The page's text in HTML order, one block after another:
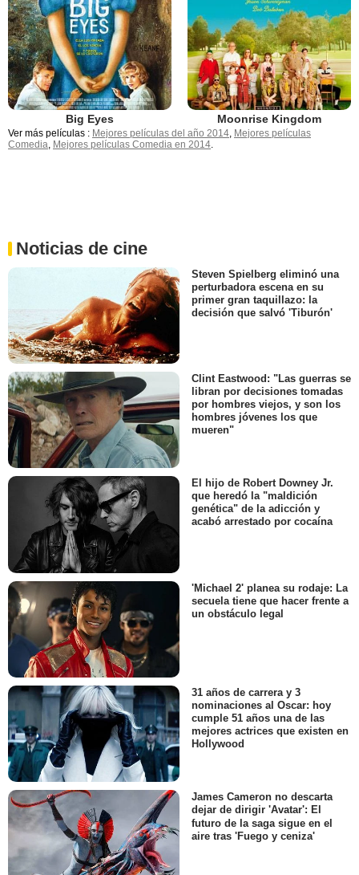
Big Eyes Moonrise Kingdom
Ver más películas : Mejores películas del año 2014 Mejores películas
Comedia Mejores películas Comedia en 2014
Noticias de cine
Steven Spielberg eliminó una
perturbadora escena en su
primer gran taquillazo: la
decisión que salvó 'Tiburón'
Clint Eastwood: "Las guerras se
libran por decisiones tomadas
por hombres viejos, y son los
hombres jóvenes los que
mueren"
El hijo de Robert Downey Jr.
que heredó la "maldición
genética" de la adicción y
acabó arrestado por cocaína
'Michael 2' planea su rodaje: La
secuela tiene que hacer frente a
un obstáculo legal
31 años de carrera y 3
nominaciones al Oscar: hoy
cumple 51 años una de las
mejores actrices que existen en
Hollywood
James Cameron no descarta
dejar de dirigir 'Avatar': El
futuro de la saga sigue en el
aire tras 'Fuego y ceniza'